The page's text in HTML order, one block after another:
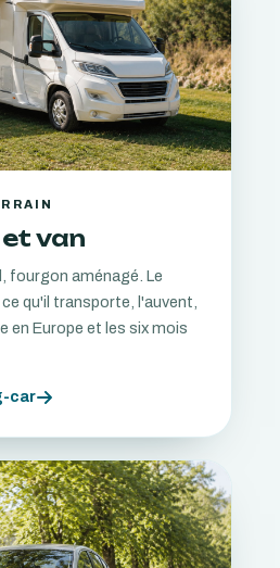
van
fourgon aménagé. Le
qu'il transporte, l'auvent,
en Europe et les six mois
car